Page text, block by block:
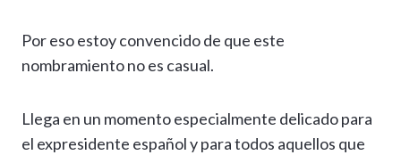
Por eso estoy convencido de que este
nombramiento no es casual.
Llega en un momento especialmente delicado para
el expresidente español y para todos aquellos que